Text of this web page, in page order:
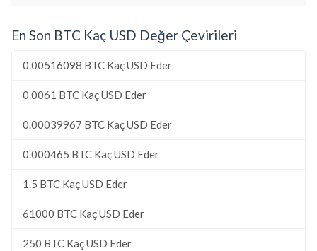
En Son BTC Kaç USD Değer Çevirileri
0.00516098 BTC Kaç USD Eder
0.0061 BTC Kaç USD Eder
0.00039967 BTC Kaç USD Eder
0.000465 BTC Kaç USD Eder
1.5 BTC Kaç USD Eder
61000 BTC Kaç USD Eder
250 BTC Kaç USD Eder